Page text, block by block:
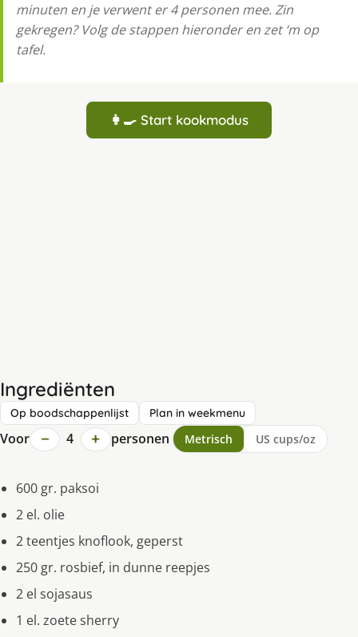
minuten en je verwent er 4 personen mee. Zin
gekregen? Volg de stappen hieronder en zet ‘m op
tafel.
👩‍🍳 Start kookmodus
Ingrediënten
Op boodschappenlijst Plan in weekmenu
Voor − 4 + personen Metrisch US cups/oz
600 gr. paksoi
2 el. olie
2 teentjes knoflook, geperst
250 gr. rosbief, in dunne reepjes
2 el sojasaus
1 el. zoete sherry